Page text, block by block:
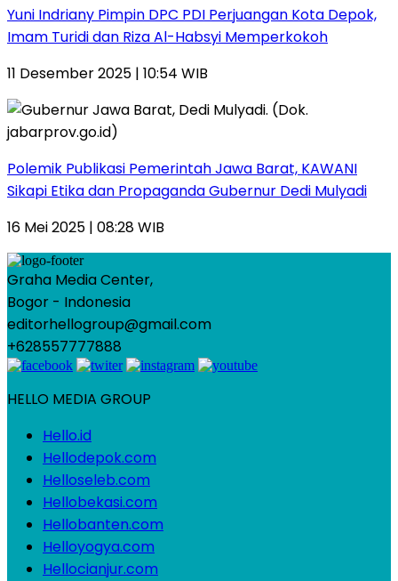
Yuni Indriany Pimpin DPC PDI Perjuangan Kota Depok,
Imam Turidi dan Riza Al-Habsyi Memperkokoh
11 Desember 2025 | 10:54 WIB
Polemik Publikasi Pemerintah Jawa Barat, KAWANI
Sikapi Etika dan Propaganda Gubernur Dedi Mulyadi
16 Mei 2025 | 08:28 WIB
Graha Media Center,
Bogor - Indonesia
editorhellogroup@gmail.com
+628557777888
HELLO MEDIA GROUP
Hello.id
Hellodepok.com
Helloseleb.com
Hellobekasi.com
Hellobanten.com
Helloyogya.com
Hellocianjur.com